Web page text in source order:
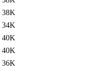
38K
34K
40K
40K
36K